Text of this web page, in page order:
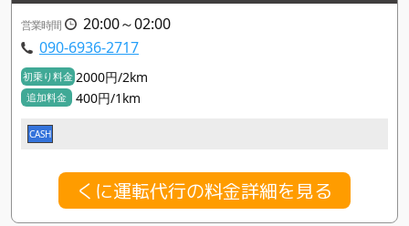
営業時間
20:00～02:00
090-6936-2717
初乗り料金 2000円/2km
追加料金 400円/1km
CASH
くに運転代行の料金詳細を見る